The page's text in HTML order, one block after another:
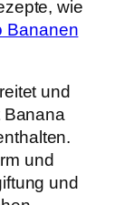
wie
Bananen
und
Banana
und
und